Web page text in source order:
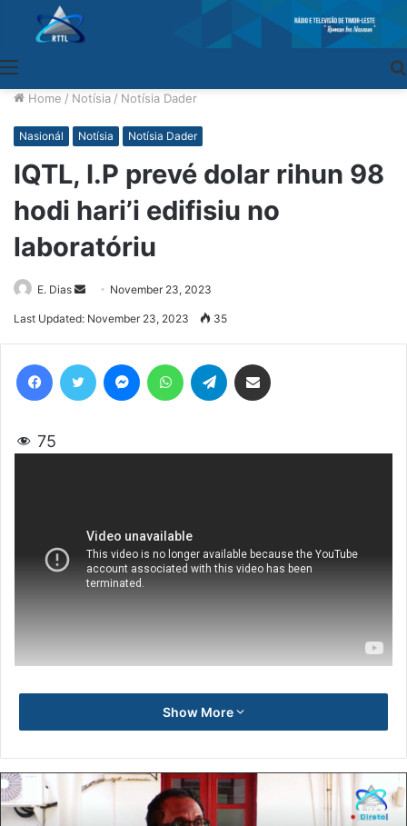
Home / Notísia / Notísia Dader
Nasionál Notísia Notísia Dader
IQTL, I.P prevé dolar rihun 98
hodi hari’i edifisiu no
laboratóriu
E. Dias
Send
an
November 23, 2023
Last Updated: November 23, 2023 35
75
Show More